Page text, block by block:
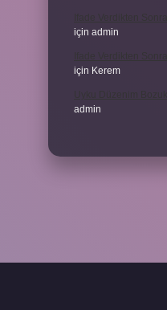
için admin
için Kerem
admin